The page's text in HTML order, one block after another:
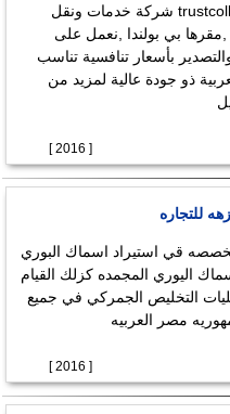
trustcollobration شركة خدمات ونقل
بي بولندا ,نعمل على
بأسعار تنافسية تناسب
ذو جودة عالية لمزيد من
[ 2016 ]
للتجاره
قي استيراد اسماك البوري
اليوري المجمده كزلك القيام
التخليص الجمركي في جميع
مصر العربيه
[ 2016 ]